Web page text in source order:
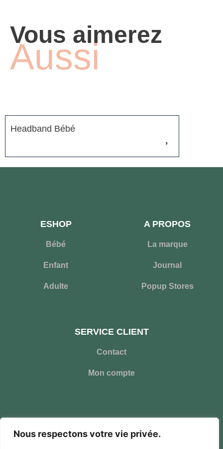
Nous respectons votre vie privée.
Vous aimerez
Aussi
Headband Bébé
ESHOP
Bébé
Enfant
Adulte
A PROPOS
La marque
Journal
Popup Stores
SERVICE CLIENT
Contact
Mon compte
Ce site a été financé à l’aide du FEDER (REACT-UE) dans le cadre de la réponse de